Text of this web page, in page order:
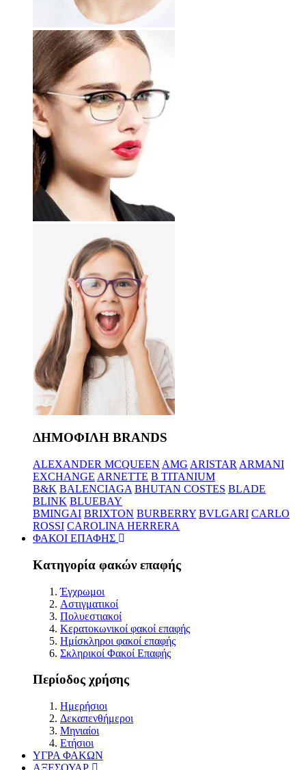
ΔΗΜΟΦΙΛΗ BRANDS
ALEXANDER MCQUEEN AMG ARISTAR ARMANI
EXCHANGE ARNETTE B TITANIUM
B&K BALENCIAGA BHUTAN COSTES BLADE
BLINK BLUEBAY
BMINGAI BRIXTON BURBERRY BVLGARI CARLO
ROSSI CAROLINA HERRERA
ΦΑΚΟΙ ΕΠΑΦΗΣ
Κατηγορία φακών επαφής
Έγχρωμοι
Αστιγματικοί
Πολυεστιακοί
Κερατοκωνικοί φακοί επαφής
Ημίσκληροι φακοί επαφής
Σκληρικοί Φακοί Επαφής
Περίοδος χρήσης
Ημερήσιοι
Δεκαπενθήμεροι
Μηνιαίοι
Ετήσιοι
ΥΓΡΑ ΦΑΚΩΝ
ΑΞΕΣΟΥΑΡ